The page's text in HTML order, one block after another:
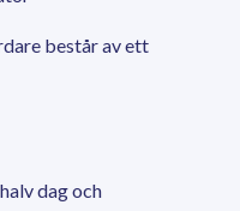
består av ett
dag och